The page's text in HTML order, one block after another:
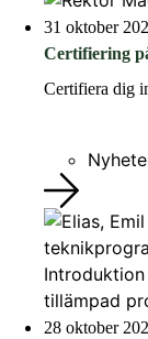
31 oktober
Certifiering
Certifiera dig
28 oktober